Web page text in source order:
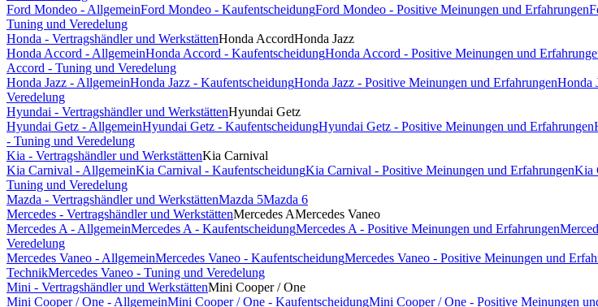
Ford Mondeo - AllgemeinFord Mondeo - KaufentscheidungFord Mondeo - Positive Meinungen und Erfahrungen
Tuning und Veredelung
Honda - Vertragshändler und WerkstättenHonda AccordHonda Jazz
Honda Accord - AllgemeinHonda Accord - KaufentscheidungHonda Accord - Positive Meinungen und
Accord - Tuning und Veredelung
Honda Jazz - AllgemeinHonda Jazz - KaufentscheidungHonda Jazz - Positive Meinungen und ErfahrungenHonda
Veredelung
Hyundai - Vertragshändler und WerkstättenHyundai Getz
Hyundai Getz - AllgemeinHyundai Getz - KaufentscheidungHyundai Getz - Positive Meinungen und Erfahrungen
- Tuning und Veredelung
Kia - Vertragshändler und WerkstättenKia Carnival
Kia Carnival - AllgemeinKia Carnival - KaufentscheidungKia Carnival - Positive Meinungen und ErfahrungenKia
Tuning und Veredelung
Mazda - Vertragshändler und WerkstättenMazda 5Mazda 6
Mercedes - Vertragshändler und WerkstättenMercedes AMercedes Vaneo
Mercedes A - AllgemeinMercedes A - KaufentscheidungMercedes A - Positive Meinungen und Erfahrungen
Veredelung
Mercedes Vaneo - AllgemeinMercedes Vaneo - KaufentscheidungMercedes Vaneo - Positive Meinungen und
TechnikMercedes Vaneo - Tuning und Veredelung
Mini - Vertragshändler und WerkstättenMini Cooper / One
Mini Cooper / One - AllgemeinMini Cooper / One - KaufentscheidungMini Cooper / One - Positive Meinungen